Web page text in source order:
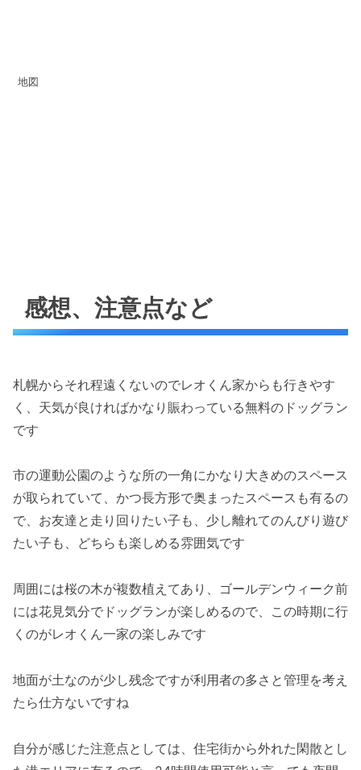
地図
感想、注意点など
札幌からそれ程遠くないのでレオくん家からも行きやす
く、天気が良ければかなり賑わっている無料のドッグラン
です
市の運動公園のような所の一角にかなり大きめのスペース
が取られていて、かつ長方形で奥まったスペースも有るの
で、お友達と走り回りたい子も、少し離れてのんびり遊び
たい子も、どちらも楽しめる雰囲気です
周囲には桜の木が複数植えてあり、ゴールデンウィーク前
には花見気分でドッグランが楽しめるので、この時期に行
くのがレオくん一家の楽しみです
地面が土なのが少し残念ですが利用者の多さと管理を考え
たら仕方ないですね
自分が感じた注意点としては、住宅街から外れた閑散とし